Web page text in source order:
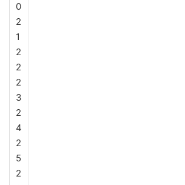
0
2
1
2
2
2
3
2
4
2
5
2